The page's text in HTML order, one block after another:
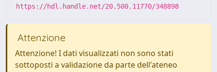
https://hdl.handle.net/20.500.11770/348898
Attenzione
Attenzione! I dati visualizzati non sono stati
sottoposti a validazione da parte dell'ateneo